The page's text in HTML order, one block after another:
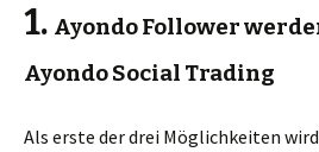
1. Ayondo Follower
Ayondo Social Trading
Als erste der drei Möglichkeiten